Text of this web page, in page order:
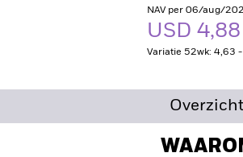
NAV per 06/aug/
USD 4,88
Variatie 52wk: 4,63
Overzicht